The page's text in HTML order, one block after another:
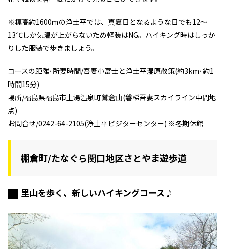
※標高約1600ｍの浄土平では、真夏日となるような日でも12～
13℃しか気温が上がらないため軽装はNG。ハイキング時はしっか
りした服装で歩きましょう。
コースの距離･所要時間/吾妻小富士と浄土平湿原散策(約3km･約1
時間15分)
場所/福島県福島市土湯温泉町鷲倉山(磐梯吾妻スカイライン中間地
点)
お問合せ/0242-64-2105(浄土平ビジターセンター) ※冬期休館
棚倉町/たなぐら関口地区さとやま遊歩道
里山を歩く、新しいハイキングコース♪